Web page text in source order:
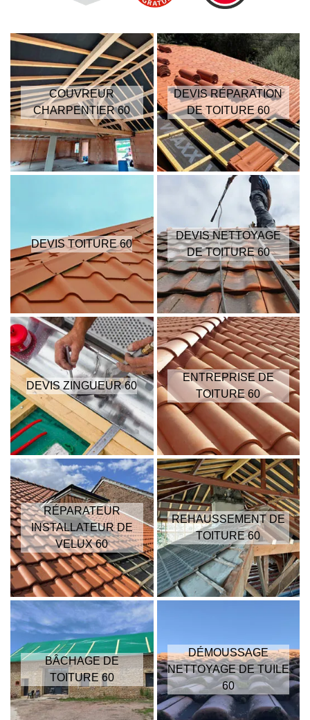
COUVREUR
CHARPENTIER 60
DEVIS RÉPARATION
DE TOITURE 60
DEVIS TOITURE 60
DEVIS NETTOYAGE
DE TOITURE 60
DEVIS ZINGUEUR 60
ENTREPRISE DE
TOITURE 60
RÉPARATEUR
INSTALLATEUR DE
VELUX 60
REHAUSSEMENT DE
TOITURE 60
BÂCHAGE DE
TOITURE 60
DÉMOUSSAGE
NETTOYAGE DE TUILE
60